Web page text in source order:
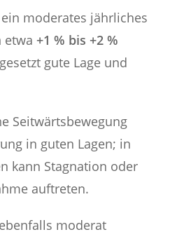
moderates jährliches
etwa+1 % bis +2 %
gute Lage und
Seitwärtsbewegung
in guten Lagen; in
kann Stagnation oder
auftreten.
moderat